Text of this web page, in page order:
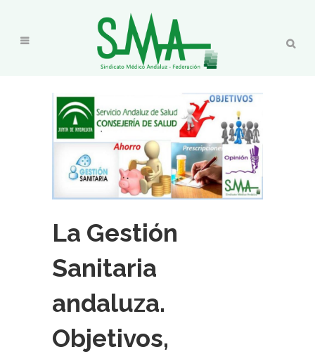
La Gestión
Sanitaria
andaluza.
Objetivos,